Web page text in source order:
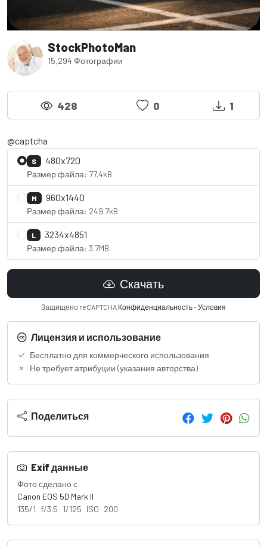
StockPhotoMan
15,294 Фотографии
428 0 1
@captcha
S 480x720
Размер файла: 77.4kB
M 960x1440
Размер файла: 249.7kB
L 3234x4851
Размер файла: 3.7MB
Скачать
Защищено reCAPTCHA Конфиденциальность-Условия
Лицензия и использование
Бесплатно для коммерческого использования
Не требует атрибуции (указания авторства)
Поделиться
Exif данные
Фото сделано с
Canon EOS 5D Mark II
135/1 f/3.5 1/125 ISO 200